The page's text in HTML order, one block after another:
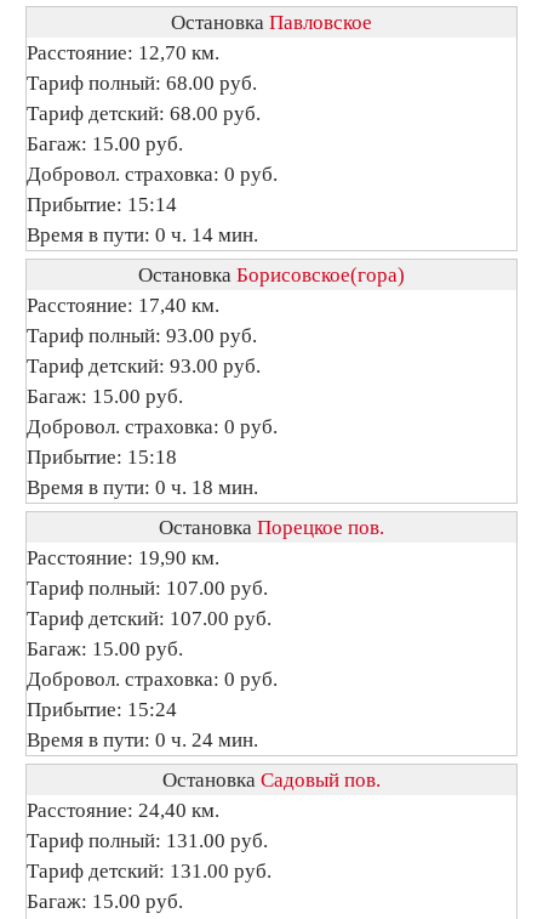
Остановка Павловское
Расстояние: 12,70 км.
Тариф полный: 68.00 руб.
Тариф детский: 68.00 руб.
Багаж: 15.00 руб.
Добровол. страховка: 0 руб.
Прибытие: 15:14
Время в пути: 0 ч. 14 мин.
Остановка Борисовское(гора)
Расстояние: 17,40 км.
Тариф полный: 93.00 руб.
Тариф детский: 93.00 руб.
Багаж: 15.00 руб.
Добровол. страховка: 0 руб.
Прибытие: 15:18
Время в пути: 0 ч. 18 мин.
Остановка Порецкое пов.
Расстояние: 19,90 км.
Тариф полный: 107.00 руб.
Тариф детский: 107.00 руб.
Багаж: 15.00 руб.
Добровол. страховка: 0 руб.
Прибытие: 15:24
Время в пути: 0 ч. 24 мин.
Остановка Садовый пов.
Расстояние: 24,40 км.
Тариф полный: 131.00 руб.
Тариф детский: 131.00 руб.
Багаж: 15.00 руб.